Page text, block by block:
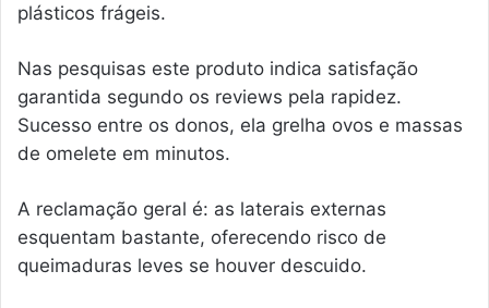
plásticos frágeis.
Nas pesquisas este produto indica satisfação
garantida segundo os reviews pela rapidez.
Sucesso entre os donos, ela grelha ovos e massas
de omelete em minutos.
A reclamação geral é: as laterais externas
esquentam bastante, oferecendo risco de
queimaduras leves se houver descuido.